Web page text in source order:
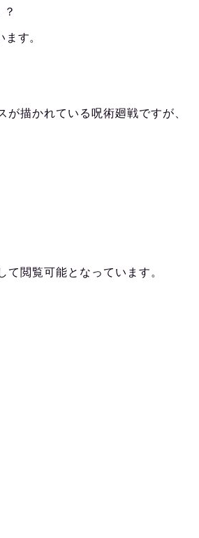
す。
描かれている呪術廻戦ですが、
て閲覧可能となっています。